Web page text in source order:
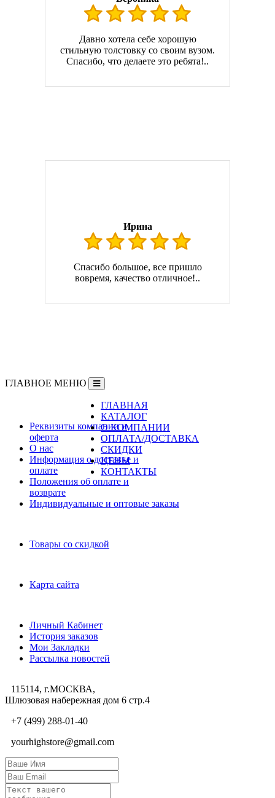
Давно хотела себе хорошую
стильную толстовку со своим вузом.
Спасибо, что делаете это ребята!..
Ирина
Спасибо большое, все пришло
вовремя, качество отличное!..
ГЛАВНОЕ МЕНЮ
ГЛАВНАЯ
КАТАЛОГ
О КОМПАНИИ
ОПЛАТА/ДОСТАВКА
СКИДКИ
ЦЕНЫ
КОНТАКТЫ
Реквизиты компании и
оферта
О нас
Информация о доставке и
оплате
Положения об оплате и
возврате
Индивидуальные и оптовые заказы
Товары со скидкой
Карта сайта
Личный Кабинет
История заказов
Мои Закладки
Рассылка новостей
115114, г.МОСКВА,
Шлюзовая набережная дом 6 стр.4
+7 (499) 288-01-40
yourhighstore@gmail.com